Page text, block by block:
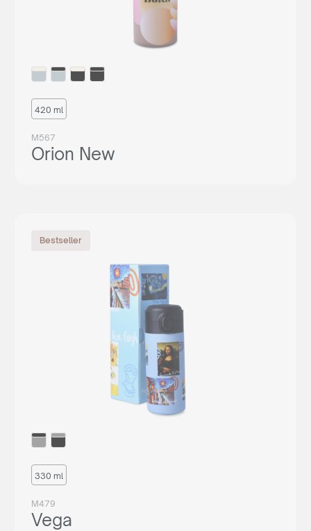
420 ml
M567
Orion New
Bestseller
330 ml
M479
Vega